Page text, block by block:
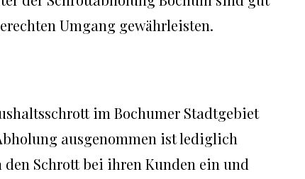
Umgang gewährleisten.
im Bochumer Stadtgebiet
ausgenommen ist lediglich
Schrott bei ihren Kunden ein und